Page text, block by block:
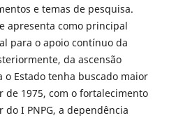
e temas de pesquisa.
apresenta como principal
para o apoio contínuo da
da ascensão
o Estado tenha buscado maior
1975, com o fortalecimento
do I PNPG, a dependência